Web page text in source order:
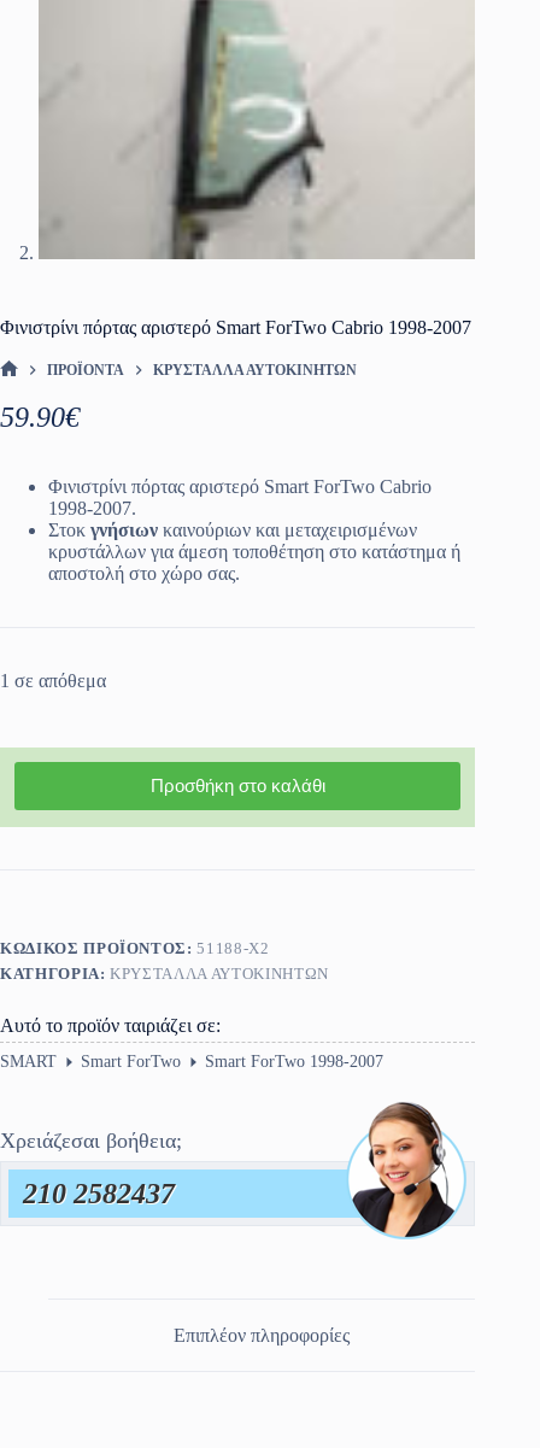
Φινιστρίνι πόρτας αριστερό Smart ForTwo Cabrio 1998-2007
ΠΡΟΪΌΝΤΑ ΚΡΎΣΤΑΛΛΑ ΑΥΤΟΚΙΝΉΤΩΝ
59.90€
Φινιστρίνι πόρτας αριστερό Smart ForTwo Cabrio
1998-2007.
Στοκ γνήσιων καινούριων και μεταχειρισμένων
κρυστάλλων για άμεση τοποθέτηση στο κατάστημα ή
αποστολή στο χώρο σας.
1 σε απόθεμα
Προσθήκη στο καλάθι
ΚΩΔΙΚΌΣ ΠΡΟΪΌΝΤΟΣ:51188-X2
ΚΑΤΗΓΟΡΊΑ:ΚΡΎΣΤΑΛΛΑ ΑΥΤΟΚΙΝΉΤΩΝ
Αυτό το προϊόν ταιριάζει σε:
SMART Smart ForTwo Smart ForTwo 1998-2007
Χρειάζεσαι βοήθεια;
210 2582437
Επιπλέον πληροφορίες